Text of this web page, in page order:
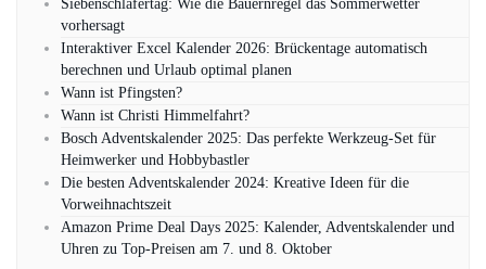
Siebenschläfertag: Wie die Bauernregel das Sommerwetter
vorhersagt
Interaktiver Excel Kalender 2026: Brückentage automatisch
berechnen und Urlaub optimal planen
Wann ist Pfingsten?
Wann ist Christi Himmelfahrt?
Bosch Adventskalender 2025: Das perfekte Werkzeug-Set für
Heimwerker und Hobbybastler
Die besten Adventskalender 2024: Kreative Ideen für die
Vorweihnachtszeit
Amazon Prime Deal Days 2025: Kalender, Adventskalender und
Uhren zu Top-Preisen am 7. und 8. Oktober